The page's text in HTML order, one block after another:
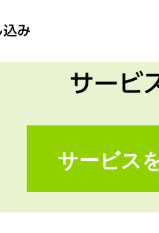
込み
サービ
サービス